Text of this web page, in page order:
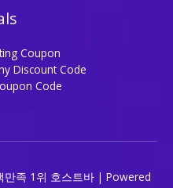
Coupon
Discount Code
Code
족 1위 호스트바 | Powered